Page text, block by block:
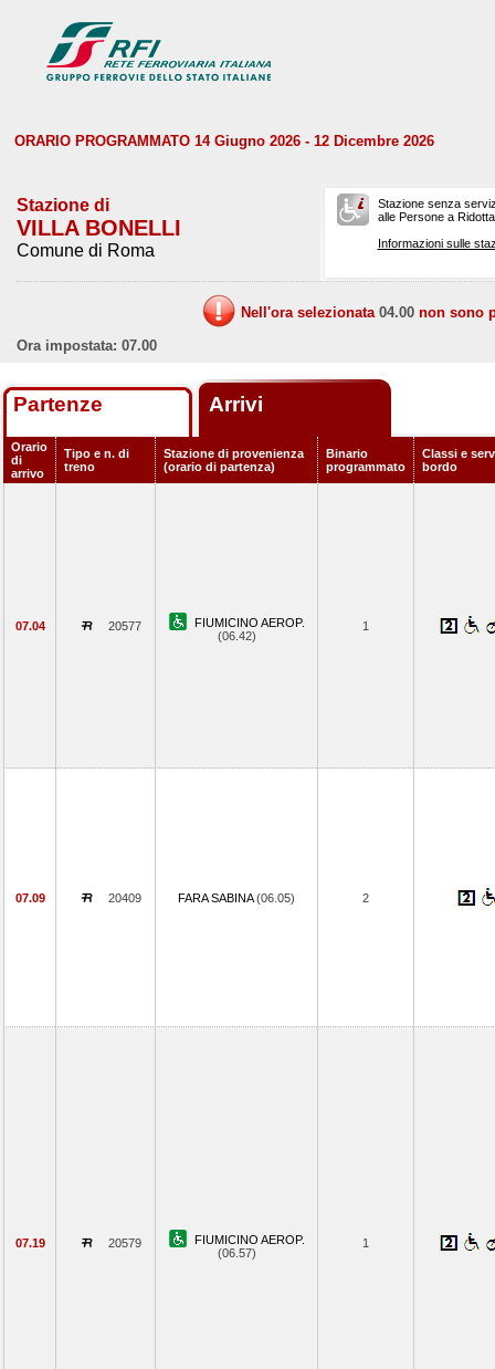
ORARIO PROGRAMMATO 14 Giugno 2026 - 12 Dicembre 2026
Stazione di
VILLA BONELLI
Comune di Roma
Stazione senza
alle Persone a
Informazioni sulle
Nell'ora selezionata 04.00 non sono
Ora impostata: 07.00
Partenze Arrivi
Orario
di
arrivo
Tipo e n. di
treno
Stazione di provenienza
(orario di partenza)
Binario
programmato
Classi e
bordo
07.04 20577
FIUMICINO AEROP.
(06.42)
1
07.09 20409 FARA SABINA(06.05) 2
07.19 20579
FIUMICINO AEROP.
(06.57)
1